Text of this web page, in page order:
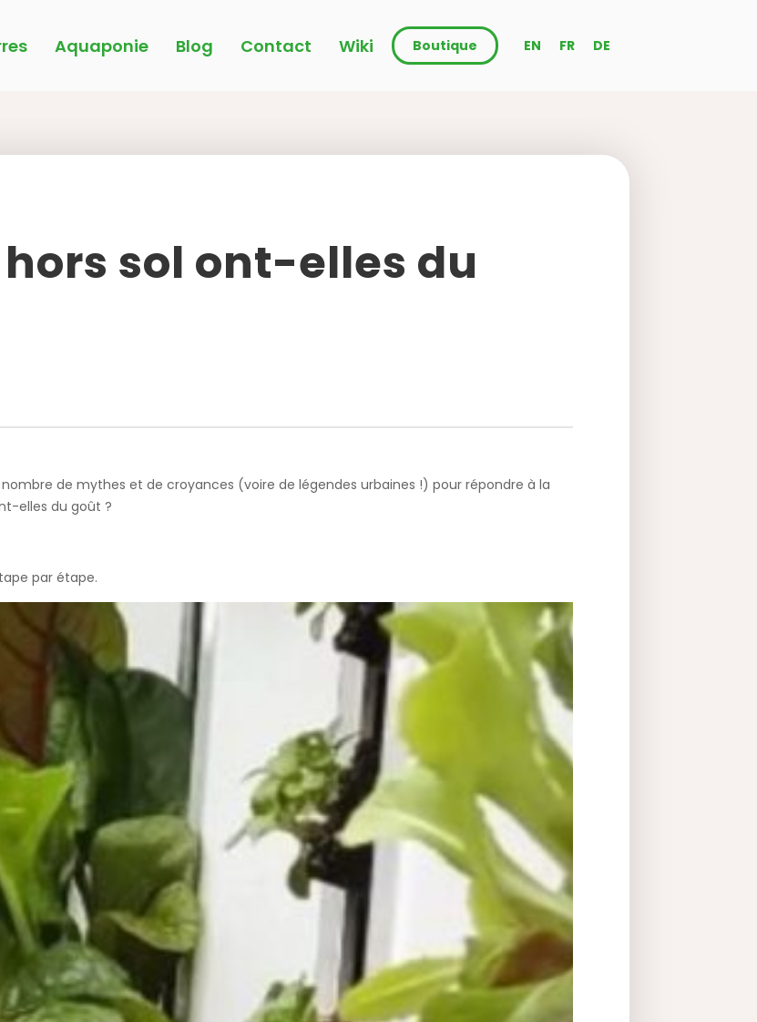
Aquaponie Blog Contact Wiki Boutique EN FR DE
sol ont-elles du
de mythes et de croyances (voire de légendes urbaines !) pour répondre à la
elles du goût ?
par étape.